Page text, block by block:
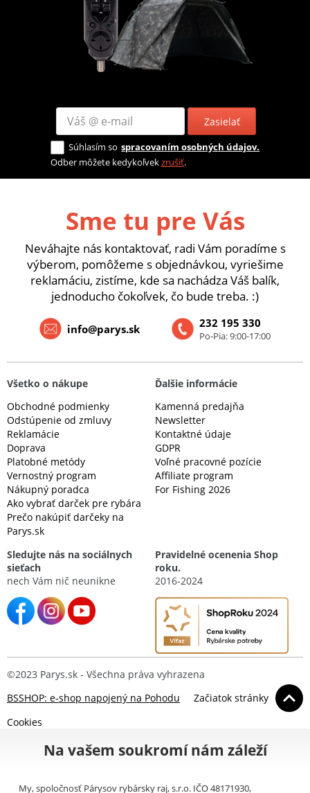
Zasielať
Súhlasím so spracovaním osobných údajov.
Odber môžete kedykoľvekzrušiť.
Sme tu pre Vás
Neváhajte nás kontaktovať, radi Vám poradíme s
výberom, pomôžeme s objednávkou, vyriešime
reklamáciu, zistíme, kde sa nachádza Váš balík,
jednoducho čokoľvek, čo bude treba. :)
232 195 330
Po-Pia: 9:00-17:00
info@parys.sk
Všetko o nákupe
Obchodné podmienky
Odstúpenie od zmluvy
Reklamácie
Doprava
Platobné metódy
Vernostný program
Nákupný poradca
Ako vybrať darček pre rybára
Prečo nakúpiť darčeky na
Parys.sk
Ďalšie informácie
Kamenná predajňa
Newsletter
Kontaktné údaje
GDPR
Voľné pracovné pozície
Affiliate program
For Fishing 2026
Sledujte nás na sociálnych
sieťach
nech Vám nič neunikne
Pravidelné ocenenia Shop
roku.
2016-2024
©2023 Parys.sk - Všechna práva vyhrazena
BSSHOP: e-shop napojený na Pohodu
Začiatok stránky
Cookies
Na vašem soukromí nám záleží
My, spoločnosť Párysov rybársky raj, s.r.o. IČO 48171930,